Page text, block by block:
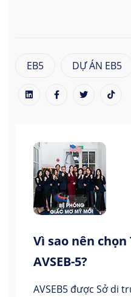
EB5 DỰ ÁN EB5
Vì sao nên
AVSEB-5?
AVSEB5 được Sở di